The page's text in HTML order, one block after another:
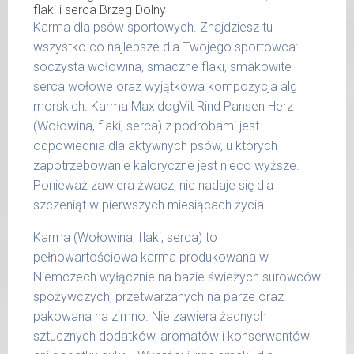
15 -
25 kg
400 g
26 -
35 kg
800 g
36 -
50 kg
1000 g
51 -
1200 g
Podane liczby są wartościami orientacyjnymi.
Indywidualne potrzeby zależne są od rasy,
aktywności, warunków hodowli oraz innych
czynników.
Waga netto/Nr art.: 200 g/1004 | 400
g/1020 | 800 g/1028
Karma dla psów sportowych. Znajdziesz tu
wszystko co najlepsze dla Twojego sportowca:
soczysta wołowina, smaczne flaki, smakowite
serca wołowe oraz wyjątkowa kompozycja alg
morskich. Karma MaxidogVit Rind Pansen Herz
(Wołowina, flaki, serca) z podrobami jest
odpowiednia dla aktywnych psów, u których
zapotrzebowanie kaloryczne jest nieco wyższe.
Ponieważ zawiera żwacz, nie nadaje się dla
szczeniąt w pierwszych miesiącach życia.
Karma (Wołowina, flaki, serca) to
pełnowartościowa karma produkowana w
Niemczech wyłącznie na bazie świeżych surowców
spożywczych, przetwarzanych na parze oraz
pakowana na zimno. Nie zawiera żadnych
sztucznych dodatków, aromatów i konserwantów